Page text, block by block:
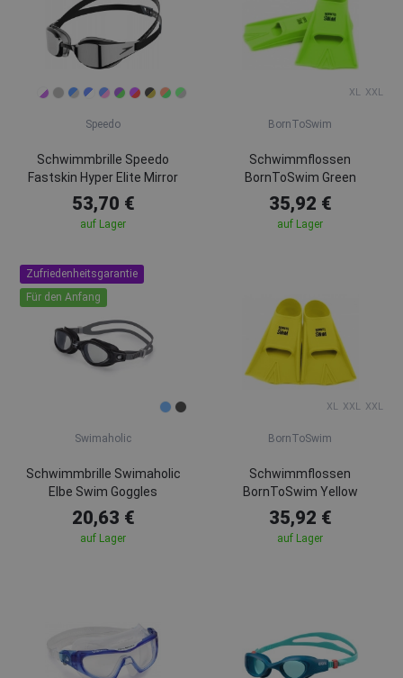
Speedo
Schwimmbrille Speedo
Fastskin Hyper Elite Mirror
53,70 €
auf Lager
XL XXL
BornToSwim
Schwimmflossen
BornToSwim Green
35,92 €
auf Lager
Zufriedenheitsgarantie
Für den Anfang
Swimaholic
Schwimmbrille Swimaholic
Elbe Swim Goggles
20,63 €
auf Lager
XL XXL XXL
BornToSwim
Schwimmflossen
BornToSwim Yellow
35,92 €
auf Lager